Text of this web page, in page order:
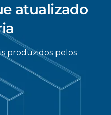
atualizado
produzidos pelos